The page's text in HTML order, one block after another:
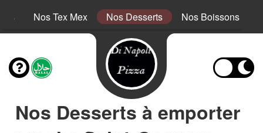
Nos Tex Mex Nos Desserts Nos Boissons
Nos Desserts à emporter